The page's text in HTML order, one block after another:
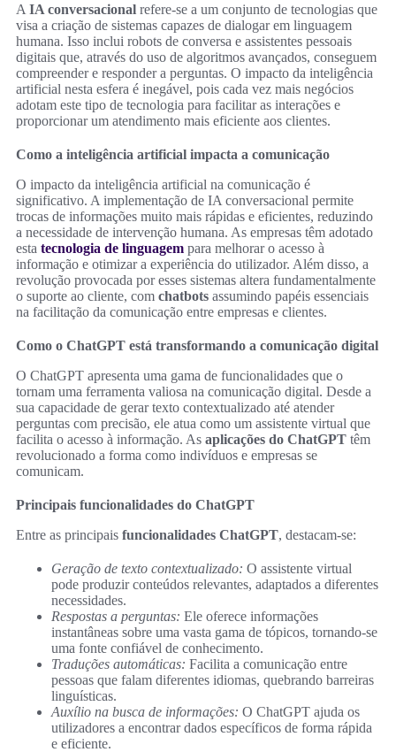
A IA conversacional refere-se a um conjunto de tecnologias que
visa a criação de sistemas capazes de dialogar em linguagem
humana. Isso inclui robots de conversa e assistentes pessoais
digitais que, através do uso de algoritmos avançados, conseguem
compreender e responder a perguntas. O impacto da inteligência
artificial nesta esfera é inegável, pois cada vez mais negócios
adotam este tipo de tecnologia para facilitar as interações e
proporcionar um atendimento mais eficiente aos clientes.
Como a inteligência artificial impacta a comunicação
O impacto da inteligência artificial na comunicação é
significativo. A implementação de IA conversacional permite
trocas de informações muito mais rápidas e eficientes, reduzindo
a necessidade de intervenção humana. As empresas têm adotado
esta tecnologia de linguagem para melhorar o acesso à
informação e otimizar a experiência do utilizador. Além disso, a
revolução provocada por esses sistemas altera fundamentalmente
o suporte ao cliente, com chatbots assumindo papéis essenciais
na facilitação da comunicação entre empresas e clientes.
Como o ChatGPT está transformando a comunicação digital
O ChatGPT apresenta uma gama de funcionalidades que o
tornam uma ferramenta valiosa na comunicação digital. Desde a
sua capacidade de gerar texto contextualizado até atender
perguntas com precisão, ele atua como um assistente virtual que
facilita o acesso à informação. As aplicações do ChatGPT têm
revolucionado a forma como indivíduos e empresas se
comunicam.
Principais funcionalidades do ChatGPT
Entre as principais funcionalidades ChatGPT, destacam-se:
Geração de texto contextualizado: O assistente virtual
pode produzir conteúdos relevantes, adaptados a diferentes
necessidades.
Respostas a perguntas: Ele oferece informações
instantâneas sobre uma vasta gama de tópicos, tornando-se
uma fonte confiável de conhecimento.
Traduções automáticas: Facilita a comunicação entre
pessoas que falam diferentes idiomas, quebrando barreiras
linguísticas.
Auxílio na busca de informações: O ChatGPT ajuda os
utilizadores a encontrar dados específicos de forma rápida
e eficiente.